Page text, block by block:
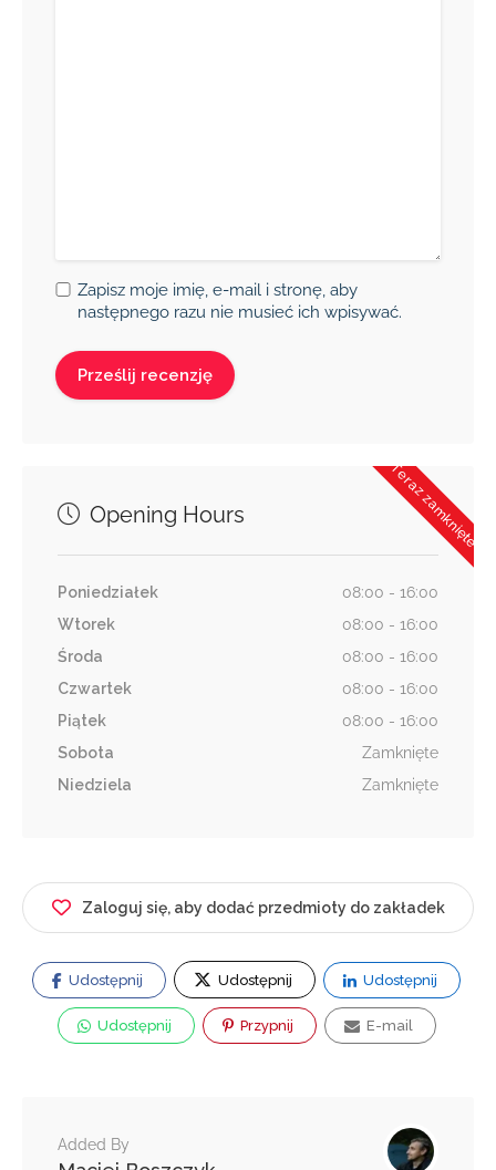
Zapisz moje imię, e-mail i stronę, aby
następnego razu nie musieć ich wpisywać.
Teraz zamknięte
Opening Hours
Poniedziałek
08:00 - 16:00
Wtorek
08:00 - 16:00
Środa
08:00 - 16:00
Czwartek
08:00 - 16:00
Piątek
08:00 - 16:00
Sobota
Zamknięte
Niedziela
Zamknięte
Zaloguj się, aby dodać przedmioty do zakładek
Udostępnij Udostępnij Udostępnij
Udostępnij Przypnij E-mail
Added By